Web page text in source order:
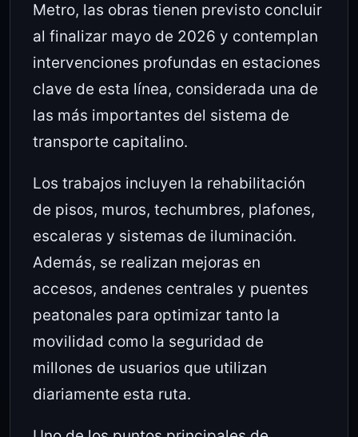
Metro, las obras tienen previsto concluir
al finalizar mayo de 2026 y contemplan
intervenciones profundas en estaciones
clave de esta línea, considerada una de
las más importantes del sistema de
transporte capitalino.
Los trabajos incluyen la rehabilitación
de pisos, muros, techumbres, plafones,
escaleras y sistemas de iluminación.
Además, se realizan mejoras en
accesos, andenes centrales y puentes
peatonales para optimizar tanto la
movilidad como la seguridad de
millones de usuarios que utilizan
diariamente esta ruta.